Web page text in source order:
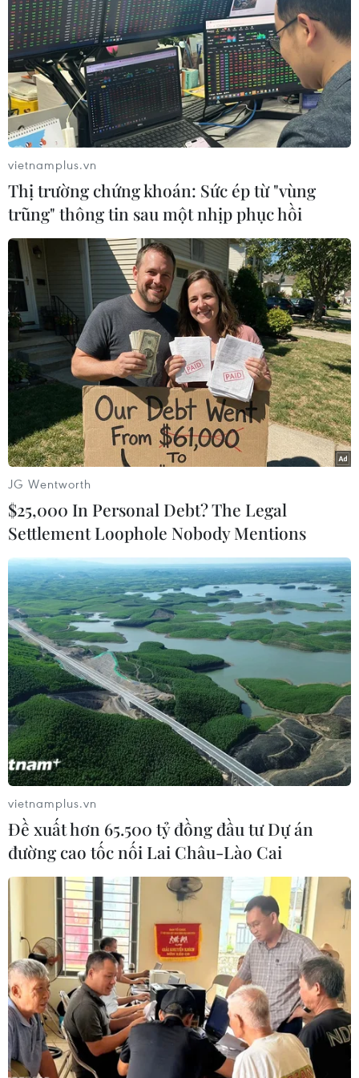
Nga, Nhật có thể tuyên bố cùng hoạt động
kinh tế ở đảo tranh chấp
Trong chuyến thăm Nhật Bản từ ngày 15-16/12 tới đây,
Tổng thống Nga Vladimir Putin và Thủ tướng Nhật Bản
Shinzo Abe có thể ra tuyên bố về hoạt động kinh doanh
chung tại quần đảo tranh chấp.
Cộng đồng quốc tế nỗ lực cứu vãn thỏa
thuận ngừng bắn ở Aleppo
15/12/2016 00:02
Trong ngày 14/12, các nước liên quan đã có những hoạt
động ngoại giao con thoi nhằm cứu vãn thỏa thuận mở
lối thoát cho dân thường và lực lượng đối lập tại
Aleppo.
Lãnh đạo Nhật Bản và Nga sẽ tập trung
thảo luận vấn đề lãnh thổ
15/12/2016 04:49
vietnamplus.vn
Thị trường chứng khoán: Sức ép từ "vùng
trũng" thông tin sau một nhịp phục hồi
JG Wentworth
$25,000 In Personal Debt? The Legal
Settlement Loophole Nobody Mentions
vietnamplus.vn
Đề xuất hơn 65.500 tỷ đồng đầu tư Dự án
đường cao tốc nối Lai Châu-Lào Cai